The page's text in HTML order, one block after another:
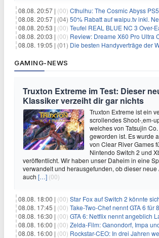
08.08. 20:57 | (00) Cthulhu: The Cosmic Abyss PS5-
08.08. 20:57 | (04) 50% Rabatt auf waipu.tv inkl. Netflix – bereits
08.08. 20:53 | (00) Teufel REAL BLUE NC 3 Over-Ear-
08.08. 20:03 | (00) Review: Dreame X60 Pro Ultra Complete im Test: 42.000 Pa, 100 °C
08.08. 19:05 | (01) Die besten Handyverträge der Woche – Smartphone-
GAMING-NEWS
Truxton Extreme im Test: Dieser
Klassiker verzeiht dir gar nichts
Truxton Extreme ist ein
scrollendes Shoot-‚em-
welches von Tatsujin
geworden ist. Es wurde
von Clear River Games
Nintendo Switch 2 und
veröffentlicht. Wir haben unser Daheim in eine
verwandelt und herausgefunden, ob dieser neue
auch […] (00)
08.08. 18:00 | (00) Star Fox auf Switch 2 könnte sich
08.08. 17:45 | (00) Take-Two-Chef nennt GTA 6 für 80 Euro ein
08.08. 16:30 | (00) GTA 6: Netflix nennt angeblich Laufzeit der
08.08. 16:00 | (00) Zelda-Film: Ganondorf, Impa und weitere
08.08. 16:00 | (00) Rockstar-CEO: In drei Jahren werden